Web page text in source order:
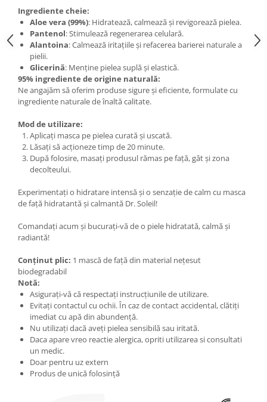
Ingrediente cheie:
Aloe vera (99%): Hidratează, calmează și revigorează pielea.
Pantenol: Stimulează regenerarea celulară.
Alantoina: Calmează iritațiile și refacerea barierei naturale a
pielii.
Glicerină: Menține pielea suplă și elastică.
95% ingrediente de origine naturală:
Ne angajăm să oferim produse sigure și eficiente, formulate cu
ingrediente naturale de înaltă calitate.
Mod de utilizare:
Aplicați masca pe pielea curată și uscată.
Lăsați să acționeze timp de 20 minute.
După folosire, masați produsul rămas pe față, gât și zona
decolteului.
Experimentați o hidratare intensă și o senzație de calm cu masca
de față hidratantă și calmantă Dr. Soleil!
Comandați acum și bucurați-vă de o piele hidratată, calmă și
radiantă!
Conținut plic: 1 mască de față din material nețesut
biodegradabil
Notă:
Asigurați-vă că respectați instrucțiunile de utilizare.
Evitați contactul cu ochii. În caz de contact accidental, clătiți
imediat cu apă din abundență.
Nu utilizați dacă aveți pielea sensibilă sau iritată.
Daca apare vreo reactie alergica, opriti utilizarea si consultati
un medic.
Doar pentru uz extern
Produs de unică folosință